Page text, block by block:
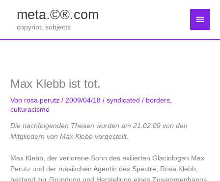
springen
meta.©®.com
copyriot, sobjects
Max Klebb ist tot.
Von rosa perutz/ 2009/04/18/syndicated / borders
culturacisme
Die nachfolgenden Thesen wurden am 21.02.09 von den
Mitgliedern von Max Klebb vorgestellt.
Max Klebb, der verlorene Sohn des exilierten Glaciologen Max
Perutz und der russischen Agentin des Spectre, Rosa Klebb,